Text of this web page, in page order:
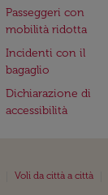
Passeggeri con
mobilità ridotta
Incidenti con il
bagaglio
Dichiarazione di
accessibilità
Voli da città a città